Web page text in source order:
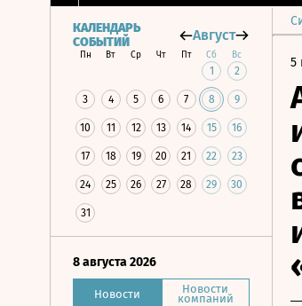
КАЛЕНДАРЬ
СОБЫТИЙ
Август
Пн Вт Ср Чт Пт Сб Вс
1 2
3 4 5 6 7 8 9
10 11 12 13 14 15 16
17 18 19 20 21 22 23
24 25 26 27 28 29 30
31
8 августа 2026
Новости Новости
компаний
5